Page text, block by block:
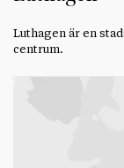
Luthagen är en
centrum.